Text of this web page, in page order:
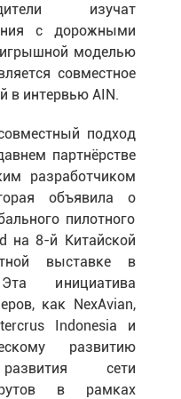
изучат
с дорожными
моделью
совместное
в интервью AIN.
подход
партнёрстве
разработчиком
объявила о
пилотного
на 8-й Китайской
выставке в
инициатива
как NexAvian,
Indonesia и
развитию
сети
в рамках